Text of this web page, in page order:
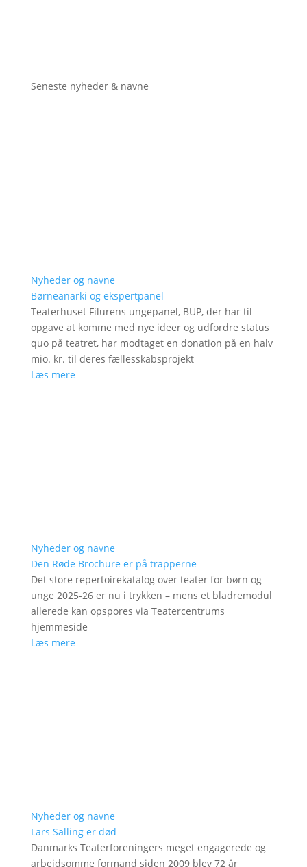
Seneste nyheder & navne
Nyheder og navne
Børneanarki og ekspertpanel
Teaterhuset Filurens ungepanel, BUP, der har til
opgave at komme med nye ideer og udfordre status
quo på teatret, har modtaget en donation på en halv
mio. kr. til deres fællesskabsprojekt
Læs mere
Nyheder og navne
Den Røde Brochure er på trapperne
Det store repertoirekatalog over teater for børn og
unge 2025-26 er nu i trykken – mens et bladremodul
allerede kan opspores via Teatercentrums
hjemmeside
Læs mere
Nyheder og navne
Lars Salling er død
Danmarks Teaterforeningers meget engagerede og
arbejdsomme formand siden 2009 blev 72 år